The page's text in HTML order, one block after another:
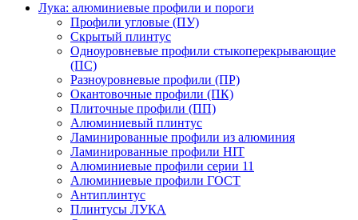
Лука: алюминиевые профили и пороги
Профили угловые (ПУ)
Скрытый плинтус
Одноуровневые профили стыкоперекрывающие
(ПС)
Разноуровневые профили (ПР)
Окантовочные профили (ПК)
Плиточные профили (ПП)
Алюминиевый плинтус
Ламинированные профили из алюминия
Ламинированные профили HIT
Алюминиевые профили серии 11
Алюминиевые профили ГОСТ
Антиплинтус
Плинтусы ЛУКА